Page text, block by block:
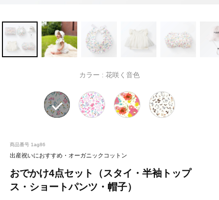
カラー : 花咲く音色
商品番号 1ag86
出産祝いにおすすめ・オーガニックコットン
おでかけ4点セット（スタイ・半袖トップ
ス・ショートパンツ・帽子）